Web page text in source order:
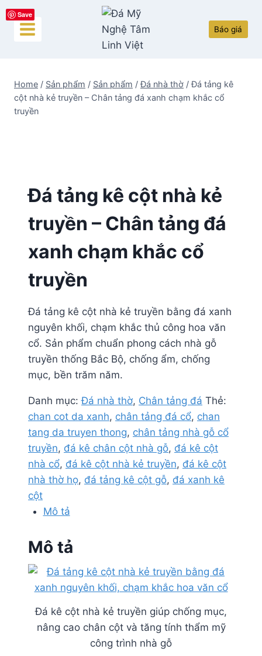
Skip
to
content
Báo giá
Home / Sản phẩm / Sản phẩm / Đá nhà thờ / Đá tảng kê
cột nhà kẻ truyền – Chân tảng đá xanh chạm khắc cổ
truyền
Save
Đá tảng kê cột nhà kẻ
truyền – Chân tảng đá
xanh chạm khắc cổ
truyền
Đá tảng kê cột nhà kẻ truyền bằng đá xanh
nguyên khối, chạm khắc thủ công hoa văn
cổ. Sản phẩm chuẩn phong cách nhà gỗ
truyền thống Bắc Bộ, chống ẩm, chống
mục, bền trăm năm.
Danh mục:Đá nhà thờ, Chân tảng đá Thẻ:
chan cot da xanh, chân tảng đá cổ, chan
tang da truyen thong, chân tảng nhà gỗ cổ
truyền, đá kê chân cột nhà gỗ, đá kê cột
nhà cổ, đá kê cột nhà kẻ truyền, đá kê cột
nhà thờ họ, đá tảng kê cột gỗ, đá xanh kê
cột
Mô tả
Mô tả
Đá kê cột nhà kẻ truyền giúp chống mục,
nâng cao chân cột và tăng tính thẩm mỹ
công trình nhà gỗ